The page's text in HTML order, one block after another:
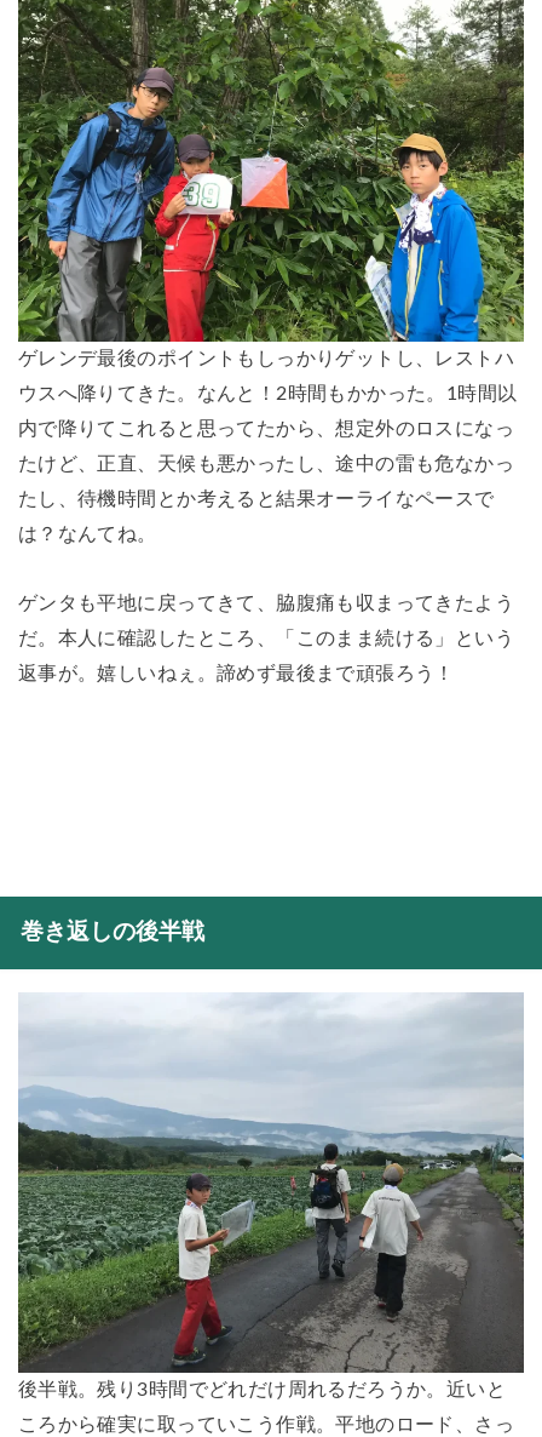
ゲレンデ最後のポイントもしっかりゲットし、レストハ
ウスへ降りてきた。なんと！2時間もかかった。1時間以
内で降りてこれると思ってたから、想定外のロスになっ
たけど、正直、天候も悪かったし、途中の雷も危なかっ
たし、待機時間とか考えると結果オーライなペースで
は？なんてね。
ゲンタも平地に戻ってきて、脇腹痛も収まってきたよう
だ。本人に確認したところ、「このまま続ける」という
返事が。嬉しいねぇ。諦めず最後まで頑張ろう！
巻き返しの後半戦
後半戦。残り3時間でどれだけ周れるだろうか。近いと
ころから確実に取っていこう作戦。平地のロード、さっ